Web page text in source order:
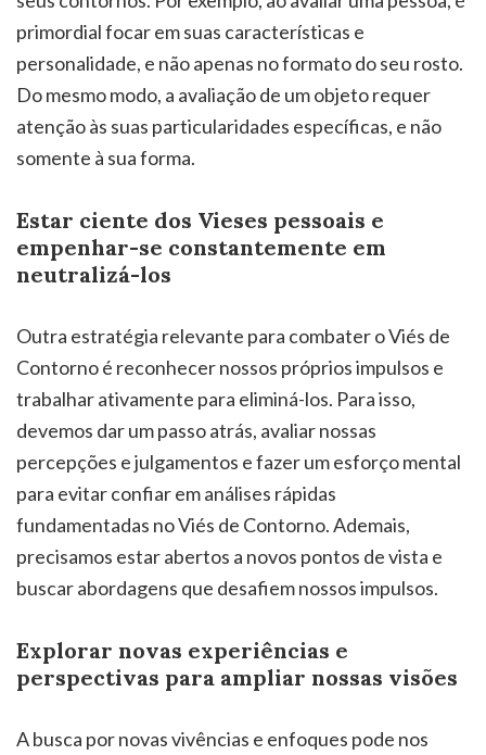
primordial focar em suas características e
personalidade, e não apenas no formato do seu rosto.
Do mesmo modo, a avaliação de um objeto requer
atenção às suas particularidades específicas, e não
somente à sua forma.
Estar ciente dos Vieses pessoais e
empenhar-se constantemente em
neutralizá-los
Outra estratégia relevante para combater o Viés de
Contorno é reconhecer nossos próprios impulsos e
trabalhar ativamente para eliminá-los. Para isso,
devemos dar um passo atrás, avaliar nossas
percepções e julgamentos e fazer um esforço mental
para evitar confiar em análises rápidas
fundamentadas no Viés de Contorno. Ademais,
precisamos estar abertos a novos pontos de vista e
buscar abordagens que desafiem nossos impulsos.
Explorar novas experiências e
perspectivas para ampliar nossas visões
A busca por novas vivências e enfoques pode nos